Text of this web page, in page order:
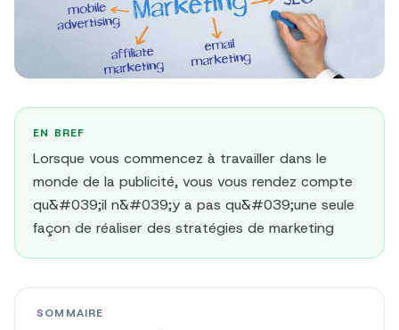
EN BREF
Lorsque vous commencez à travailler dans le
monde de la publicité, vous vous rendez compte
qu&#039;il n&#039;y a pas qu&#039;une seule
façon de réaliser des stratégies de marketing
SOMMAIRE